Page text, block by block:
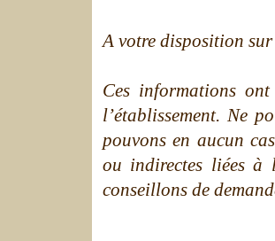
A votre disposition
Ces informations
l’établissement. Ne
pouvons en aucun
ou indirectes liées à
conseillons de